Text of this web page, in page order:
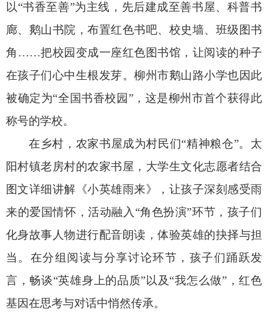
以“书香至善”为主线，先后建成至善书屋、科普书
廊、鹅山书院，布置红色书吧、校史墙、班级图书
角……把校园变成一座红色图书馆，让阅读的种子
在孩子们心中生根发芽。柳州市鹅山路小学也因此
被确定为“全国书香校园”，这是柳州市首个获得此
称号的学校。
在乡村，农家书屋成为村民们“精神粮仓”。太
阳村镇老房村的农家书屋，大学生文化志愿者结合
图文详细讲解《小英雄雨来》，让孩子深刻感受雨
来的爱国情怀，活动融入“角色扮演”环节，孩子们
化身故事人物进行配音朗读，体验英雄的抉择与担
当。在分组阅读与分享讨论环节，孩子们踊跃发
言，畅谈“英雄身上的品质”以及“我怎么做”，红色
基因在思考与对话中悄然传承。